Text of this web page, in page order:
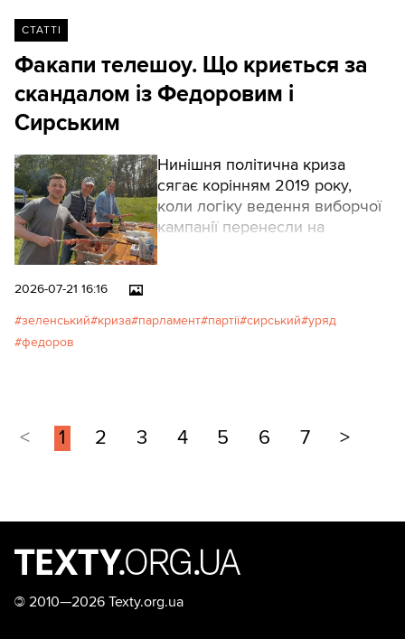
СТАТТІ
Факапи телешоу. Що криється за
скандалом із Федоровим і
Сирським
Нинішня політична криза
сягає корінням 2019 року,
коли логіку ведення виборчої
кампанії перенесли на
молодих і мотивованих — усе
презентацій. Потрібна
взаємодіють міністерства й
хороша ідея може померти
між постановкою завдання і
виконанням.
2026-07-21 16:16
зеленський криза парламент партії сирський уряд
федоров
< 1 2 3 4 5 6 7 >
© 2010—2026 Texty.org.ua